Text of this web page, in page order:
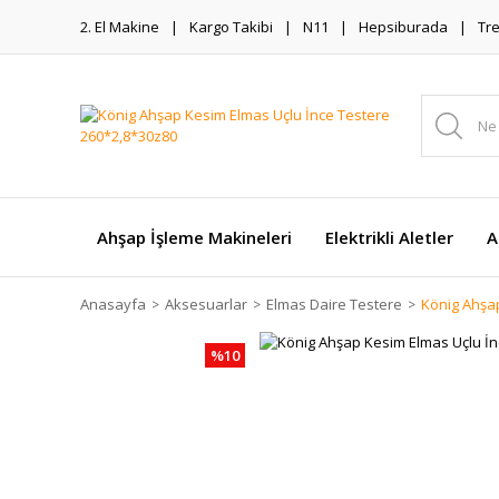
2. El Makine Kargo Takibi N11 Hepsiburada
Ahşap İşleme Makineleri Elektrikli Aletler
Anasayfa Aksesuarlar Elmas Daire Testere König
%10